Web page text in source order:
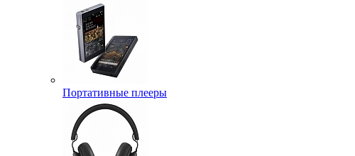
Портативные плееры